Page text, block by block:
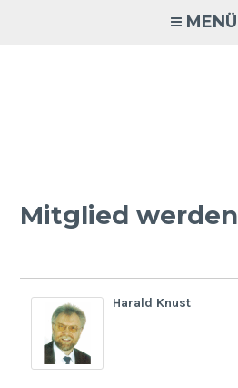
MENÜ
Mitglied werden
Harald Knust